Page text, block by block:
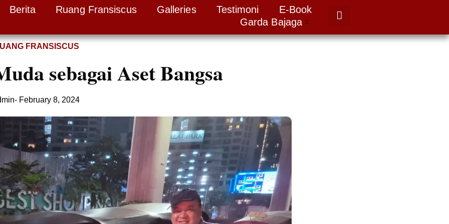
Berita Ruang Fransiscus Galleries Testimoni
E-Book
Garda Bajaga
FRANSISCUS
sebagai Aset Bangsa
- February 8, 2024